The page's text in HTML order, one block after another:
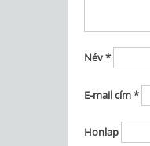
Név*
E-mail cím*
Honlap